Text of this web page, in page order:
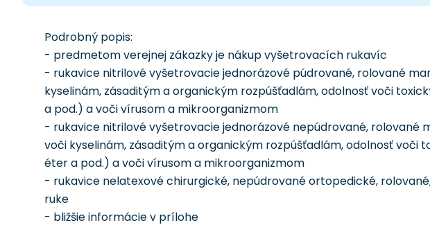
Podrobný popis:
- predmetom verejnej zákazky je nákup vyšetrovacích rukavíc
- rukavice nitrilové vyšetrovacie jednorázové púdrované, rolované
kyselinám, zásaditým a organickým rozpúšťadlám, odolnosť voči
a pod.) a voči vírusom a mikroorganizmom
- rukavice nitrilové vyšetrovacie jednorázové nepúdrované, rolované
voči kyselinám, zásaditým a organickým rozpúšťadlám, odolnosť voči
éter a pod.) a voči vírusom a mikroorganizmom
- rukavice nelatexové chirurgické, nepúdrované ortopedické,
ruke
- bližšie informácie v prílohe